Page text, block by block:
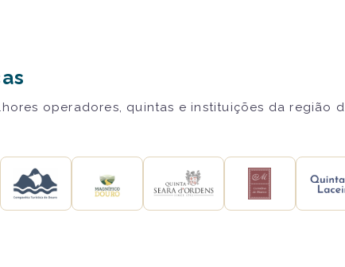
operadores, quintas e instituições da região